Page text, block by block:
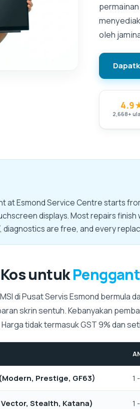
oleh
4.9
2,668+
at Esmond Service Centre starts
displays. Most repairs
diagnostics are free, and every
untuk
di Pusat Servis Esmond bermula
skrin sentuh. Kebanyakan
tidak termasuk GST 9% dan
Prestige, GF63) 1
Stealth, Katana) 1